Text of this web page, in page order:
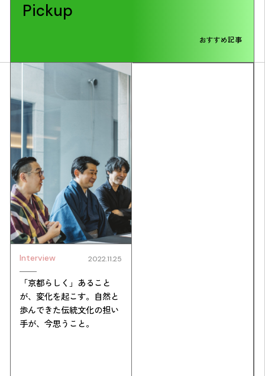
Pickup
おすすめ記事
Interview 2022.11.25
「京都らしく」あること
が、変化を起こす。自然と
歩んできた伝統文化の担い
手が、今思うこと。